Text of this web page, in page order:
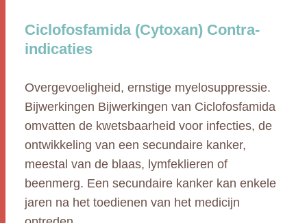
Ciclofosfamida (Cytoxan) Contra-
indicaties
Overgevoeligheid, ernstige myelosuppressie.
Bijwerkingen Bijwerkingen van Ciclofosfamida
omvatten de kwetsbaarheid voor infecties, de
ontwikkeling van een secundaire kanker,
meestal van de blaas, lymfeklieren of
beenmerg. Een secundaire kanker kan enkele
jaren na het toedienen van het medicijn